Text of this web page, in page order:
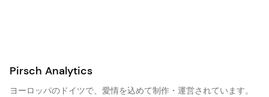
Pirsch Analytics
ヨーロッパのドイツで、愛情を込めて制作・運営されています。